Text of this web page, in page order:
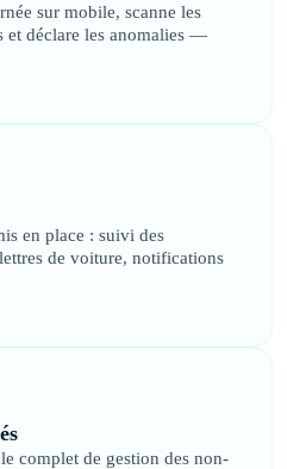
sur mobile, scanne les
et déclare les anomalies —
en place : suivi des
de voiture, notifications
complet de gestion des non-